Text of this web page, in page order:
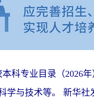
专业目录（2026年
学与技术等。 新华社